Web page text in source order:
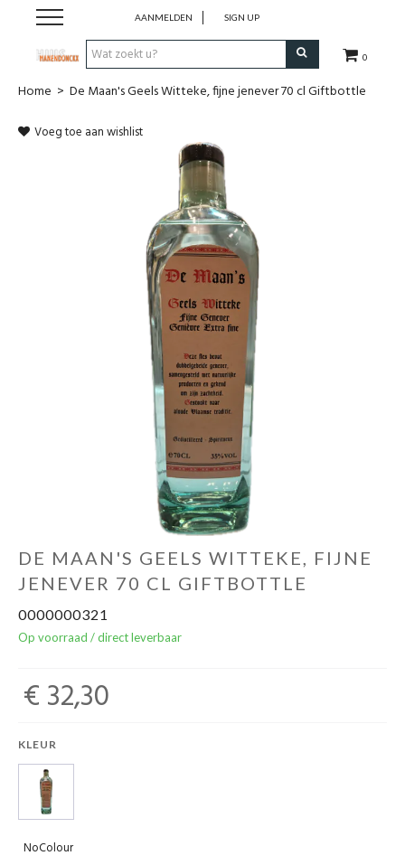
0
AANMELDEN SIGN UP
Wijnen
Alcoholvrije dranken
Geels Witteke De Maan's Jenever
Home > De Maan's Geels Witteke, fijne jenever 70 cl Giftbottle
Voeg toe aan wishlist
DE MAAN'S GEELS WITTEKE, FIJNE
JENEVER 70 CL GIFTBOTTLE
0000000321
Op voorraad / direct leverbaar
€ 32,30
KLEUR
NoColour